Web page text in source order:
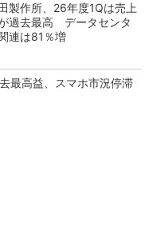
製作所、26年度1Qは売上
過去最高 データセンタ
連は81％増
最高益、スマホ市況停滞